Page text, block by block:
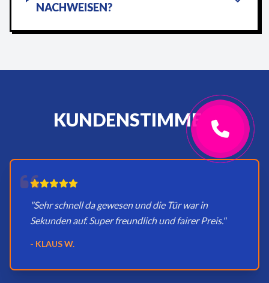
NACHWEISEN?
KUNDENSTIMMEN
"Sehr schnell da gewesen und die Tür war in
Sekunden auf. Super freundlich und fairer Preis."
- KLAUS W.